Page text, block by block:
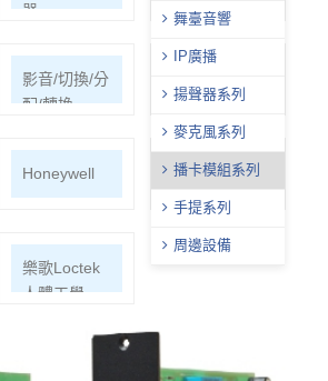
舞臺音響
IP廣播
揚聲器系列
麥克風系列
播卡模組系列
手提系列
周邊設備
器
影音/切換/分
配/轉換
Honeywell
ECOHEAL
光合電子樹
樂歌Loctek
人體工學